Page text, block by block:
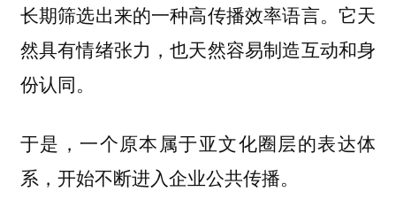
长期筛选出来的一种高传播效率语言。它天
然具有情绪张力，也天然容易制造互动和身
份认同。
于是，一个原本属于亚文化圈层的表达体
系，开始不断进入企业公共传播。